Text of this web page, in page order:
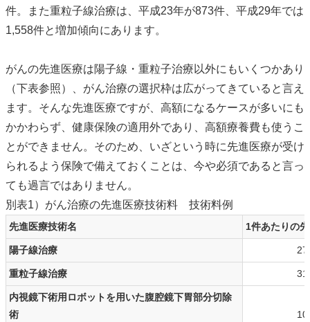
件。また重粒子線治療は、平成23年が873件、平成29年では
1,558件と増加傾向にあります。
がんの先進医療は陽子線・重粒子治療以外にもいくつかあり
（下表参照）、がん治療の選択枠は広がってきていると言え
ます。そんな先進医療ですが、高額になるケースが多いにも
かかわらず、健康保険の適用外であり、高額療養費も使うこ
とができません。そのため、いざという時に先進医療が受け
られるよう保険で備えておくことは、今や必須であると言っ
ても過言ではありません。
別表1）がん治療の先進医療技術料 技術料例
先進医療技術名 1件あたりの
陽子線治療
重粒子線治療
内視鏡下術用ロボットを用いた腹腔鏡下胃部分切除
術